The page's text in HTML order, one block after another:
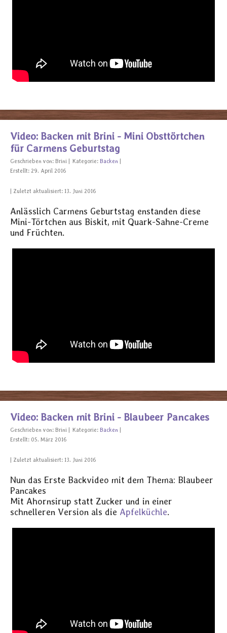
Video: Backen mit Brini - Mini Obsttörtchen
für Carmens Geburtstag
Geschrieben von: Brini Kategorie: Backen
Erstellt: 29. April 2016
Zuletzt aktualisiert: 13. Juni 2016
Anlässlich Carmens Geburtstag enstanden diese
Mini-Törtchen aus Biskit, mit Quark-Sahne-Creme
und Früchten.
Video: Backen mit Brini - Blaubeer Pancakes
Geschrieben von: Brini Kategorie: Backen
Erstellt: 05. März 2016
Zuletzt aktualisiert: 13. Juni 2016
Nun das Erste Backvideo mit dem Thema: Blaubeer
Pancakes
Mit Ahornsirup statt Zucker und in einer
schnelleren Version als die Apfelküchle.